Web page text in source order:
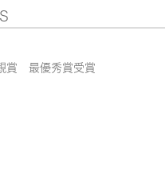
賞 最優秀賞受賞